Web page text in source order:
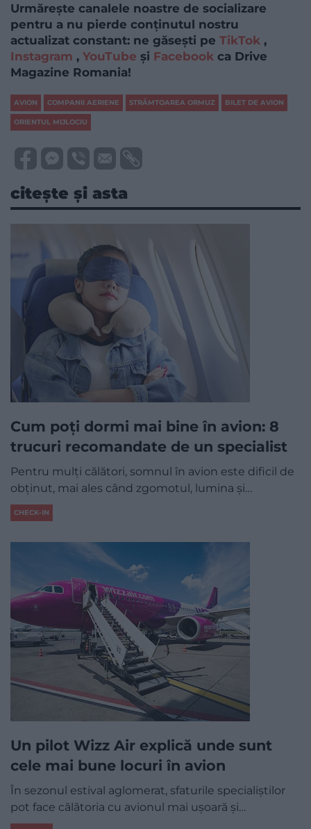
Urmărește canalele noastre de socializare
pentru a nu pierde conținutul nostru
actualizat constant: ne găsești pe TikTok ,
Instagram , YouTube și Facebook ca Drive
Magazine Romania!
AVION COMPANII AERIENE STRÂMTOAREA ORMUZ BILET DE AVION
ORIENTUL MIJLOCIU
citește și asta
Cum poți dormi mai bine în avion: 8
trucuri recomandate de un specialist
Pentru mulți călători, somnul în avion este dificil de
obținut, mai ales când zgomotul, lumina și…
CHECK-IN
Un pilot Wizz Air explică unde sunt
cele mai bune locuri în avion
În sezonul estival aglomerat, sfaturile specialiștilor
pot face călătoria cu avionul mai ușoară și…